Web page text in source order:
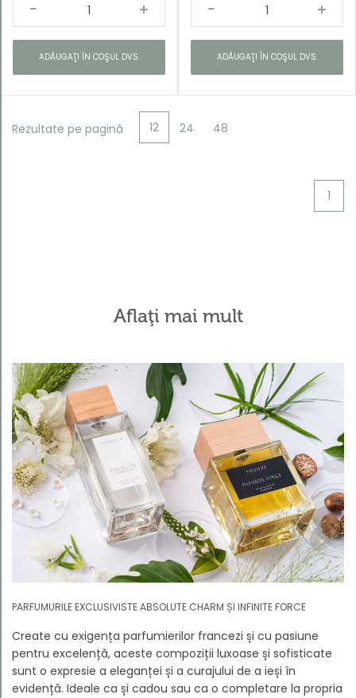
ADĂUGAŢI ÎN COŞUL DVS. ADĂUGAŢI ÎN COŞUL DVS.
Rezultate pe pagină 12 24 48
1
Aflaţi mai mult
PARFUMURILE EXCLUSIVISTE ABSOLUTE CHARM ȘI INFINITE FORCE
Create cu exigența parfumierilor francezi și cu pasiune
pentru excelență, aceste compoziții luxoase și sofisticate
sunt o expresie a eleganței și a curajului de a ieși în
evidență. Ideale ca și cadou sau ca o completare la propria